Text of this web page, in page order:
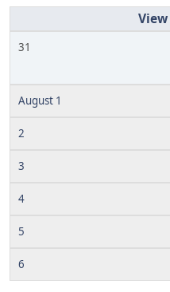
31
August 1
2
3
4
5
6